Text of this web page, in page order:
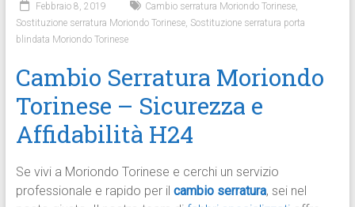
Febbraio 8, 2019 Cambio serratura Moriondo Torinese,
Sostituzione serratura Moriondo Torinese, Sostituzione serratura porta
blindata Moriondo Torinese
Cambio Serratura Moriondo
Torinese – Sicurezza e
Affidabilità H24
Se vivi a Moriondo Torinese e cerchi un servizio
professionale e rapido per il cambio serratura, sei nel